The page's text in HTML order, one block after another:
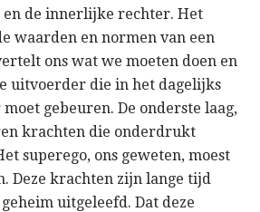
de innerlijke rechter. Het
waarden en normen van een
ons wat we moeten doen en
uitvoerder die in het dagelijks
gebeuren. De onderste laag,
krachten die onderdrukt
superego, ons geweten, moest
Deze krachten zijn lange tijd
uitgeleefd. Dat deze